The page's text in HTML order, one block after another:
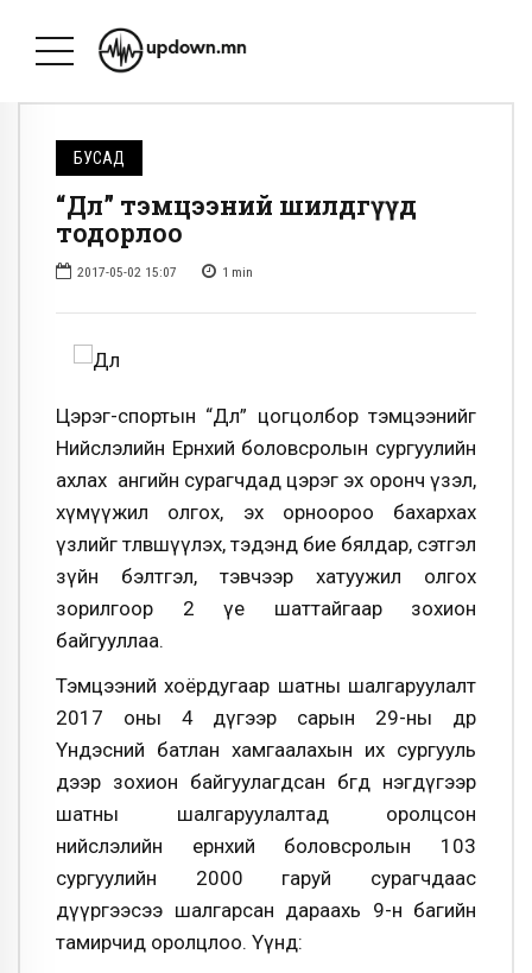
БУСАД
“Дөл” тэмцээний шилдгүүд
тодорлоо
2017-05-02 15:07 1 min
Цэрэг-спортын “Дөл” цогцолбор тэмцээнийг
Нийслэлийн Ерөнхий боловсролын сургуулийн
ахлах ангийн сурагчдад цэрэг эх оронч үзэл,
хүмүүжил олгох, эх орноороо бахархах
үзлийг төлөвшүүлэх, тэдэнд бие бялдар, сэтгэл
зүйн бэлтгэл, тэвчээр хатуужил олгох
зорилгоор 2 үе шаттайгаар зохион
байгууллаа.
Тэмцээний хоёрдугаар шатны шалгаруулалт
2017 оны 4 дүгээр сарын 29-ны өдөр
Үндэсний батлан хамгаалахын их сургууль
дээр зохион байгуулагдсан бөгөөд нэгдүгээр
шатны шалгаруулалтад оролцсон
нийслэлийн ерөнхий боловсролын 103
сургуулийн 2000 гаруй сурагчдаас
дүүргээсээ шалгарсан дараахь 9-н багийн
тамирчид оролцлоо. Үүнд: